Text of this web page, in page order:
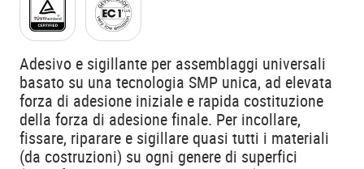
Adesivo e sigillante per assemblaggi universali
basato su una tecnologia SMP unica, ad elevata
forza di adesione iniziale e rapida costituzione
della forza di adesione finale. Per incollare,
fissare, riparare e sigillare quasi tutti i materiali
(da costruzioni) su ogni genere di superfici